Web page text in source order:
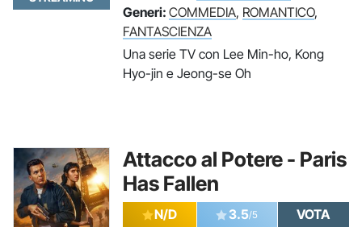
Generi: COMMEDIA, ROMANTICO,
FANTASCIENZA
Una serie TV con Lee Min-ho, Kong
Hyo-jin e Jeong-se Oh
Attacco al Potere - Paris
Has Fallen
N/D 3.5/5
VOTA